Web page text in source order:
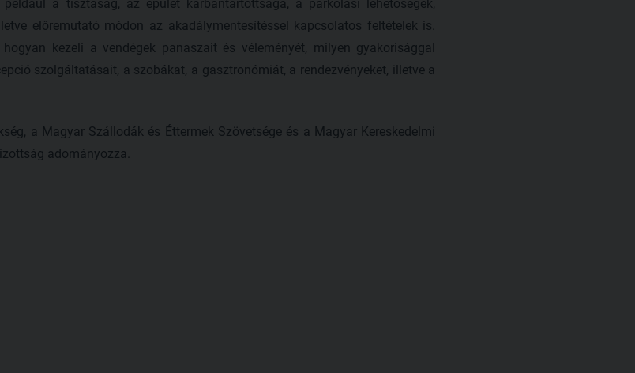
a tisztaság, az épület karbantartottsága, a parkolási lehetőségek,
előremutató módon az akadálymentesítéssel kapcsolatos feltételek is.
kezeli a vendégek panaszait és véleményét, milyen gyakorisággal
szolgáltatásait, a szobákat, a gasztronómiát, a rendezvényeket, illetve a
a Magyar Szállodák és Éttermek Szövetsége és a Magyar Kereskedelmi
adományozza.